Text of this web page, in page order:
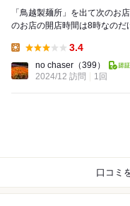
「鳥越製麺所」を出て次のお店へと向かう。 時間
のお店の開店時間は8時なの
3.4
no chaser （399）
2024/12 訪問
1回
口コミ